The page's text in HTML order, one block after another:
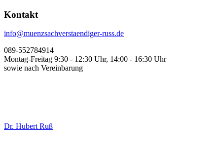
Kontakt
info@muenzsachverstaendiger-russ.de
089-552784914
Montag-Freitag 9:30 - 12:30 Uhr, 14:00 - 16:30 Uhr
sowie nach Vereinbarung
Dr. Hubert Ruß